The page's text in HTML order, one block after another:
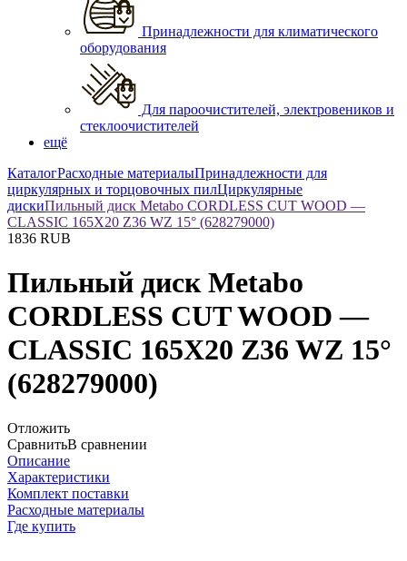
Принадлежности для климатического
оборудования
Для пароочистителей, электровеников и
стеклоочистителей
ещё
КаталогРасходные материалыПринадлежности для
циркулярных и торцовочных пилЦиркулярные
дискиПильный диск Metabo CORDLESS CUT WOOD —
CLASSIC 165X20 Z36 WZ 15° (628279000)
1836 RUB
Пильный диск Metabo
CORDLESS CUT WOOD —
CLASSIC 165X20 Z36 WZ 15°
(628279000)
Отложить
СравнитьВ сравнении
Описание
Характеристики
Комплект поставки
Расходные материалы
Где купить